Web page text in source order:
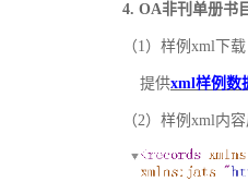
4. OA非刊单册书
（1）样例xml下载
提供xml样例数
（2）样例xml内